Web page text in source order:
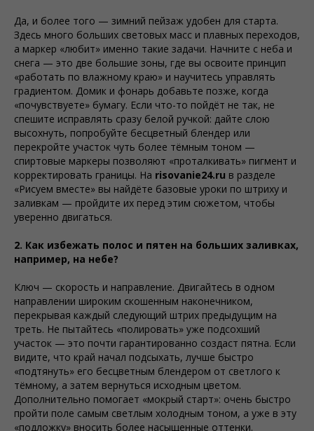
Да, и более того — зимний пейзаж удобен для старта.
Здесь много больших световых масс и плавных переходов,
а маркер «любит» именно такие задачи. Начните с неба и
снега — это две большие зоны, где вы освоите принцип
«работать по влажному краю» и научитесь управлять
градиентом. Домик и фонарь добавьте позже, когда
«почувствуете» бумагу. Если что-то пойдёт не так, не
спешите исправлять сразу белой ручкой: дайте слою
высохнуть, попробуйте бесцветный блендер или
перекройте участок чуть более тёмным тоном —
спиртовые маркеры позволяют «проталкивать» пигмент и
корректировать границы. На risovanie24.ru в разделе
«Рисуем вместе» вы найдёте базовые уроки по штриху и
заливкам — пройдите их перед этим сюжетом, чтобы
уверенно двигаться.
2. Как избежать полос и пятен на больших заливках,
например, на небе?
Ключ — скорость и направление. Двигайтесь в одном
направлении широким скошенным наконечником,
перекрывая каждый следующий штрих предыдущим на
треть. Не пытайтесь «полировать» уже подсохший
участок — это почти гарантированно создаст пятна. Если
видите, что край начал подсыхать, лучше быстро
«подтянуть» его бесцветным блендером от светлого к
тёмному, а затем вернуться исходным цветом.
Дополнительно помогает «мокрый старт»: очень быстро
пройти поле самым светлым холодным тоном, а уже в эту
«подложку» вносить более насыщенные оттенки.